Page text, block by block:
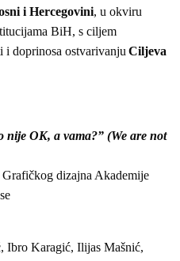
i Hercegovini, u okviru
BiH, s ciljem
i doprinosa ostvarivanju Ciljeva
nije OK, a vama?” (We are not
dizajna Akademije
Ibro Karagić, Ilijas Mašnić,